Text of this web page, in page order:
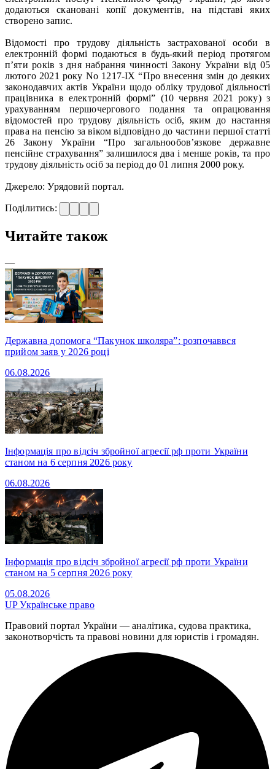
додаються скановані копії документів, на підставі яких
створено запис.
Відомості про трудову діяльність застрахованої особи в
електронній формі подаються в будь-який період протягом
п’яти років з дня набрання чинності Закону України від 05
лютого 2021 року No 1217-IX “Про внесення змін до деяких
законодавчих актів України щодо обліку трудової діяльності
працівника в електронній формі” (10 червня 2021 року) з
урахуванням першочергового подання та опрацювання
відомостей про трудову діяльність осіб, яким до настання
права на пенсію за віком відповідно до частини першої статті
26 Закону України “Про загальнообов’язкове державне
пенсійне страхування” залишилося два і менше років, та про
трудову діяльність осіб за період до 01 липня 2000 року.
Джерело: Урядовий портал.
Поділитись:
Читайте також
—
Державна допомога “Пакунок школяра”: розпочаввся
прийом заяв у 2026 році
06.08.2026
Інформація про відсіч збройної агресії рф проти України
станом на 6 серпня 2026 року
06.08.2026
Інформація про відсіч збройної агресії рф проти України
станом на 5 серпня 2026 року
05.08.2026
UPУкраїнське право
Правовий портал України — аналітика, судова практика,
законотворчість та правові новини для юристів і громадян.